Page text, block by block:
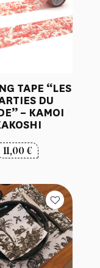
TAPE “LES
DU
– KAMOI
11,00€